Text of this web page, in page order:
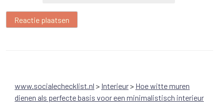
www.socialechecklist.nl > Interieur> Hoe witte muren
dienen als perfecte basis voor een minimalistisch interieur